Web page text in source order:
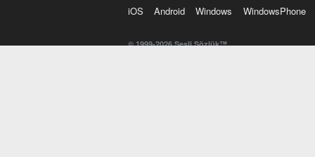
iOS Android Windows WindowsPhone
© 1999-2026 Sesli Sözlük™